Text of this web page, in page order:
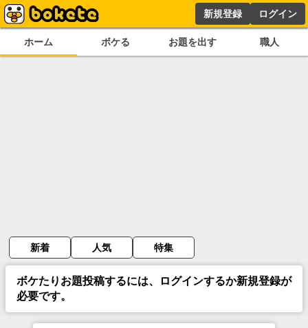
新規登録 ログイン
ホーム ボケる お題を出す 職人
新着 人気 特集
ボケたりお題投稿するには、ログインするか新規登録が
必要です。